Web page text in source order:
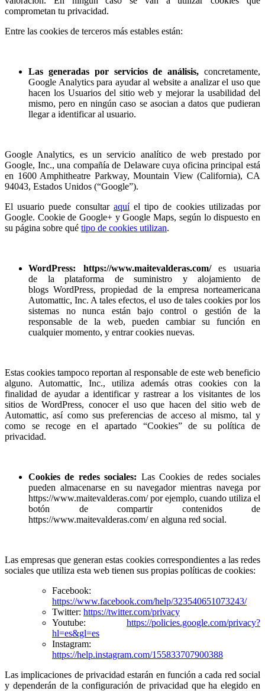
comprometan tu privacidad.
Entre las cookies de terceros más estables están:
Las generadas por servicios de análisis, concretamente,
Google Analytics para ayudar al website a analizar el uso que
hacen los Usuarios del sitio web y mejorar la usabilidad del
mismo, pero en ningún caso se asocian a datos que pudieran
llegar a identificar al usuario.
Google Analytics, es un servicio analítico de web prestado por
Google, Inc., una compañía de Delaware cuya oficina principal está
en 1600 Amphitheatre Parkway, Mountain View (California), CA
94043, Estados Unidos (“Google”).
El usuario puede consultar aquíel tipo de cookies utilizadas por
Google. Cookie de Google+ y Google Maps, según lo dispuesto en
su página sobre qué tipo de cookies utilizan.
WordPress: https://www.maitevalderas.com/es usuaria
de la plataforma de suministro y alojamiento de
blogs WordPress, propiedad de la empresa norteamericana
Automattic, Inc. A tales efectos, el uso de tales cookies por los
sistemas no nunca están bajo control o gestión de la
responsable de la web, pueden cambiar su función en
cualquier momento, y entrar cookies nuevas.
Estas cookies tampoco reportan al responsable de este web beneficio
alguno. Automattic, Inc., utiliza además otras cookies con la
finalidad de ayudar a identificar y rastrear a los visitantes de los
sitios de WordPress, conocer el uso que hacen del sitio web de
Automattic, así como sus preferencias de acceso al mismo, tal y
como se recoge en el apartado “Cookies” de su política de
privacidad.
Cookies de redes sociales: Las Cookies de redes sociales
pueden almacenarse en su navegador mientras navega por
https://www.maitevalderas.com/ por ejemplo, cuando utiliza el
botón de compartir contenidos de
https://www.maitevalderas.com/ en alguna red social.
Las empresas que generan estas cookies correspondientes a las redes
sociales que utiliza esta web tienen sus propias políticas de cookies:
Facebook:
https://www.facebook.com/help/323540651073243/
Twitter: https://twitter.com/privacy
Youtube: https://policies.google.com/privacy?
hl=es&gl=es
Instagram:
https://help.instagram.com/155833707900388
Las implicaciones de privacidad estarán en función a cada red social
y dependerán de la configuración de privacidad que ha elegido en